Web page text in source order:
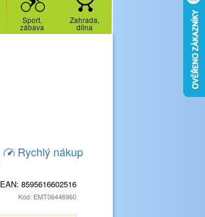
Sport,
zábava
Zahrada,
dílna
Rychlý nákup
EAN: 8595616602516
Kód: EMT06446960